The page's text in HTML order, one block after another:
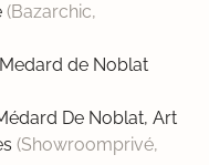
(Bazarchic,
de Noblat
De Noblat, Art
(Showroomprivé,